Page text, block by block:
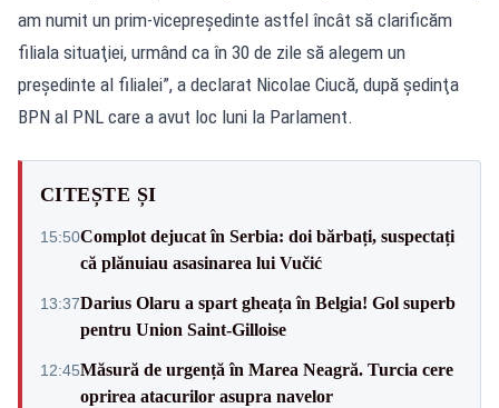
am numit un prim-vicepreşedinte astfel încât să clarificăm
filiala situaţiei, urmând ca în 30 de zile să alegem un
preşedinte al filialei”, a declarat Nicolae Ciucă, după şedinţa
BPN al PNL care a avut loc luni la Parlament.
CITEȘTE ȘI
15:50Complot dejucat în Serbia: doi bărbați, suspectați
că plănuiau asasinarea lui Vučić
13:37Darius Olaru a spart gheața în Belgia! Gol superb
pentru Union Saint-Gilloise
12:45Măsură de urgență în Marea Neagră. Turcia cere
oprirea atacurilor asupra navelor